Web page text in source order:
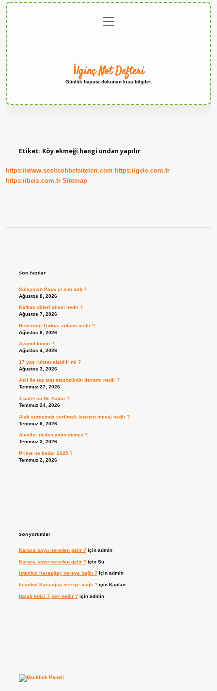
menüyü
aç
İlginç Not Defteri
Günlük hayata dokunan kısa bilgiler.
Etiket: Köy ekmeği hangi undan yapılır
https://www.seslisohbetsiteleri.com https://gele.com.tr
https://beis.com.tr Sitemap
Son Yazılar
Süleyman Paşa’yı kim aldı ?
Ağustos 8, 2026
Kafkas dilleri ailesi nedir ?
Ağustos 7, 2026
Becerinin Türkçe anlamı nedir ?
Ağustos 6, 2026
Avamil kimin ?
Ağustos 4, 2026
17 yaş ruhsat alabilir mi ?
Ağustos 3, 2026
Asil ile taş taşı atasözünün devamı nedir ?
Temmuz 27, 2026
1 palet su Ne Kadar ?
Temmuz 24, 2026
Alak suresinde verilmek istenen mesaj nedir ?
Temmuz 9, 2026
Aleviler neden amin demez ?
Temmuz 3, 2026
Prime ne kadar 2025 ?
Temmuz 2, 2026
Son yorumlar
Karaca soyu nereden gelir ?için admin
Karaca soyu nereden gelir ?için Su
Istanbul Karaağaç nereye bağlı ?için admin
Istanbul Karaağaç nereye bağlı ?için Kaplan
Helak edici 7 şey nedir ?için admin